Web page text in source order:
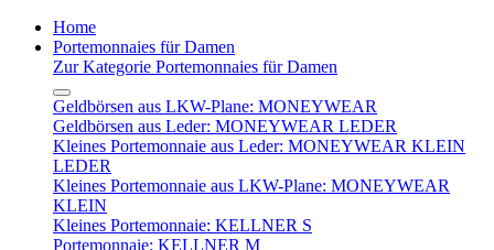
Home
Portemonnaies für Damen
Zur Kategorie Portemonnaies für Damen
Geldbörsen aus LKW-Plane: MONEYWEAR
Geldbörsen aus Leder: MONEYWEAR LEDER
Kleines Portemonnaie aus Leder: MONEYWEAR KLEIN
LEDER
Kleines Portemonnaie aus LKW-Plane: MONEYWEAR
KLEIN
Kleines Portemonnaie: KELLNER S
Portemonnaie: KELLNER M